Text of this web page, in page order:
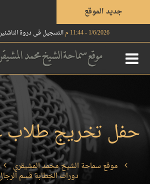
جديد الموقع
1/6/2026 - 11:44 م التسجيل في دروة الناشئين 13 عام
حفل تخريج طلاب عام
موقع سماحة الشيخ محمد المشيقري
دورات الخطابة قسم